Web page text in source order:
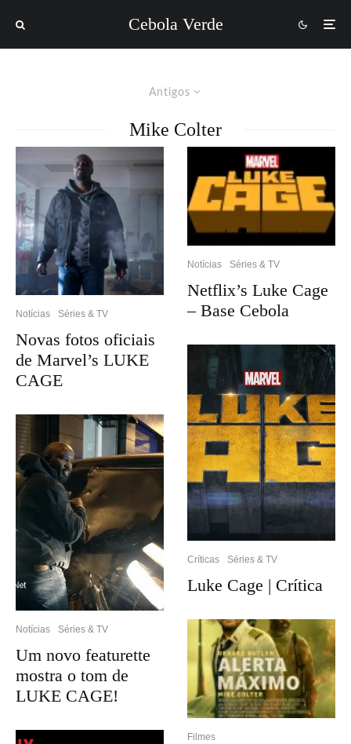
Cebola Verde
Antigos
Mike Colter
Notícias Séries & TV
Novas fotos oficiais
de Marvel’s LUKE
CAGE
Notícias Séries & TV
Um novo featurette
mostra o tom de
LUKE CAGE!
Notícias Séries & TV
Netflix’s Luke Cage
– Base Cebola
Críticas Séries & TV
Luke Cage | Crítica
Filmes